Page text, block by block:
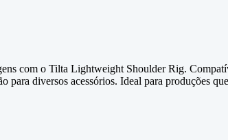
com o Tilta Lightweight Shoulder Rig.
para diversos acessórios. Ideal para produções